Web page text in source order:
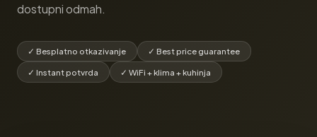
dostupni odmah.
✓ Besplatno otkazivanje
✓ Best price guarantee
✓ Instant potvrda
✓ WiFi + klima + kuhinja